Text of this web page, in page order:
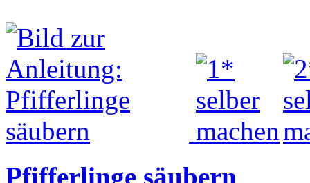
Pfifferlinge säubern